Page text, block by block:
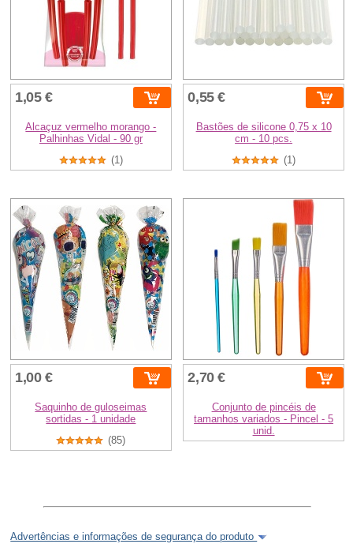
1,05 €
Alcaçuz vermelho morango -
Palhinhas Vidal - 90 gr
(1)
0,55 €
Bastões de silicone 0,75 x 10
cm - 10 pcs.
(1)
1,00 €
Saquinho de guloseimas
sortidas - 1 unidade
(85)
2,70 €
Conjunto de pincéis de
tamanhos variados - Pincel - 5
unid.
Advertências e informações de segurança do produto